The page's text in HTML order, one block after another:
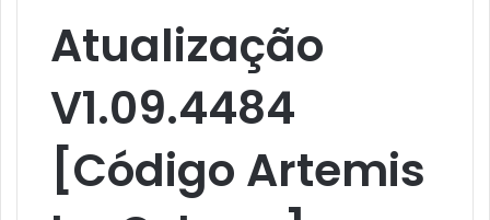
Atualização
V1.09.4484
[Código Artemis